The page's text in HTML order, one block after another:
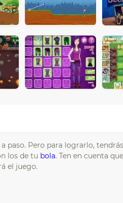
a paso. Pero para lograrlo,
los de tu bola. Ten en cuenta
el juego.